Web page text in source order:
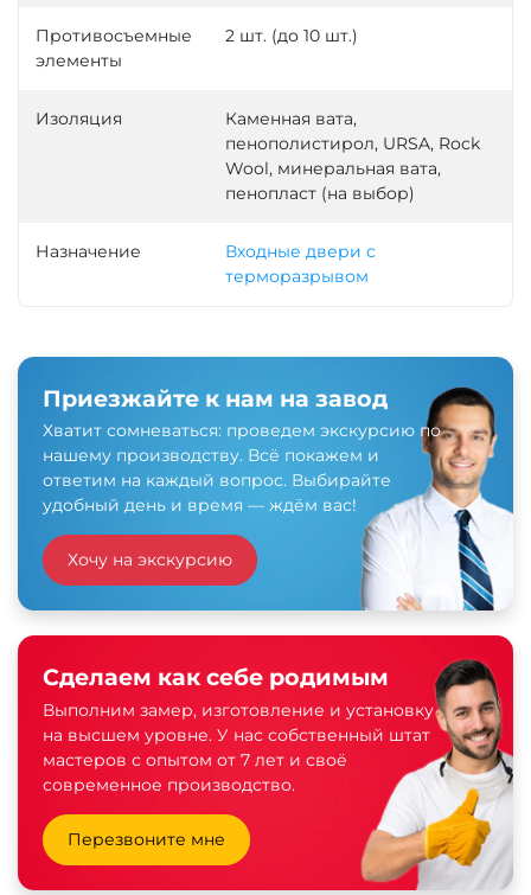
Противосъемные
элементы
2 шт. (до 10 шт.)
Изоляция
Каменная вата,
пенополистирол, URSA, Rock
Wool, минеральная вата,
пенопласт (на выбор)
Назначение
Входные двери с
терморазрывом
Приезжайте к нам на завод
Хватит сомневаться: проведем экскурсию по
нашему производству. Всё покажем и
ответим на каждый вопрос. Выбирайте
удобный день и время — ждём вас!
Хочу на экскурсию
Сделаем как себе родимым
Выполним замер, изготовление и установку
на высшем уровне. У нас собственный штат
мастеров с опытом от 7 лет и своё
современное производство.
Перезвоните мне